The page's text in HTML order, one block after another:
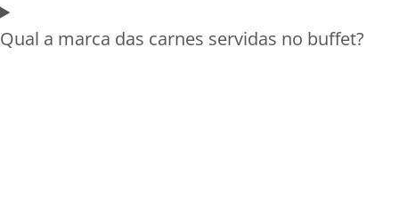
Qual a marca das carnes servidas no buffet?